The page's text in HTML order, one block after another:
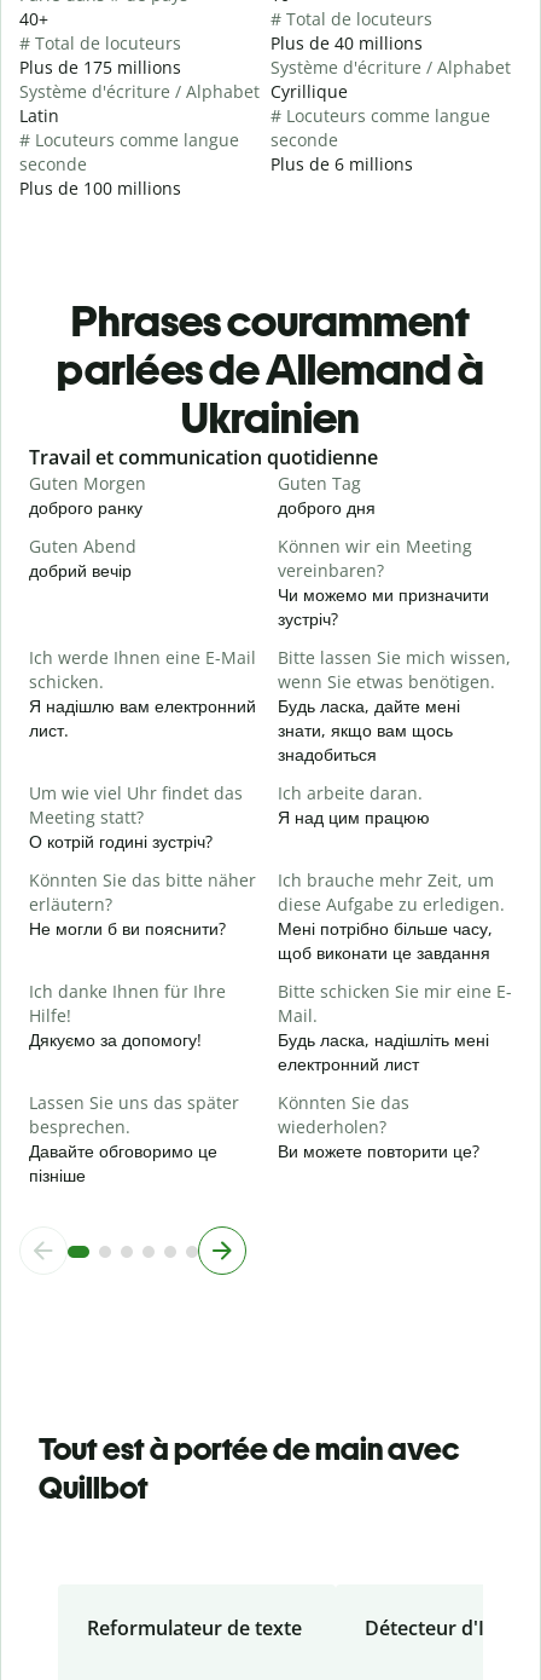
40+
# Total de locuteurs
Plus de 175 millions
Système d'écriture / Alphabet
Latin
# Locuteurs comme langue
seconde
Plus de 100 millions
# Total de locuteurs
Plus de 40 millions
Système d'écriture / Alphabet
Cyrillique
# Locuteurs comme langue
seconde
Plus de 6 millions
Phrases couramment
parlées de Allemand à
Ukrainien
Slide 1 of 6
Travail et communication quotidienne
Guten Morgen
доброго ранку
Guten Tag
доброго дня
Guten Abend
добрий вечір
Können wir ein Meeting
vereinbaren?
Чи можемо ми призначити
зустріч?
Ich werde Ihnen eine E-Mail
schicken.
Я надішлю вам електронний
лист.
Bitte lassen Sie mich wissen,
wenn Sie etwas benötigen.
Будь ласка, дайте мені
знати, якщо вам щось
знадобиться
Um wie viel Uhr findet das
Meeting statt?
О котрій годині зустріч?
Ich arbeite daran.
Я над цим працюю
Könnten Sie das bitte näher
erläutern?
Не могли б ви пояснити?
Ich brauche mehr Zeit, um
diese Aufgabe zu erledigen.
Мені потрібно більше часу,
щоб виконати це завдання
Ich danke Ihnen für Ihre
Hilfe!
Дякуємо за допомогу!
Bitte schicken Sie mir eine E-
Mail.
Будь ласка, надішліть мені
електронний лист
Lassen Sie uns das später
besprechen.
Давайте обговоримо це
пізніше
Könnten Sie das
wiederholen?
Ви можете повторити це?
Tout est à portée de main avec
Quillbot
Reformulateur de texte Détecteur d'IA